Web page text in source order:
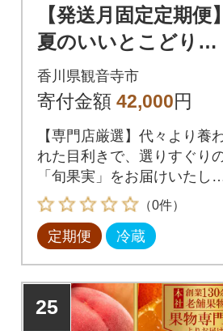
【発送月固定定期便】
夏のいいとこどり定
期便♪(7月・8月・9月)
全3回
香川県観音寺市
寄付金額 42,000円
【専門店厳選】代々より養
れた目利きで、選りすぐり
「旬果実」をお届けいたし
す!
（0件）
定期便 冷蔵
25